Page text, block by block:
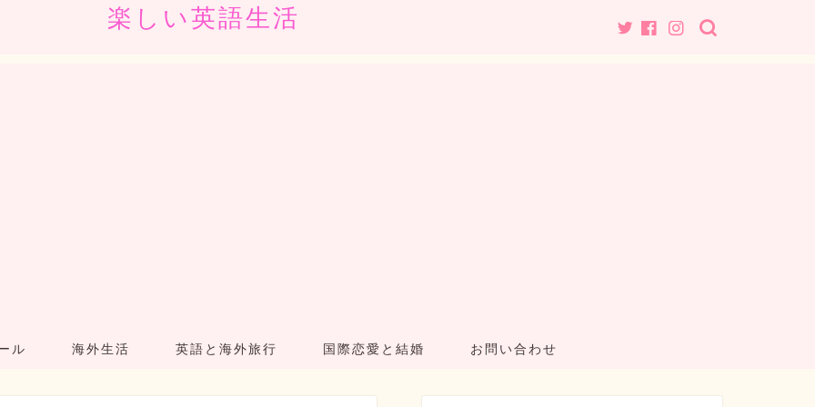
楽しい英語生活
ル 海外生活 英語と海外旅行 国際恋愛と結婚 お問い合わせ